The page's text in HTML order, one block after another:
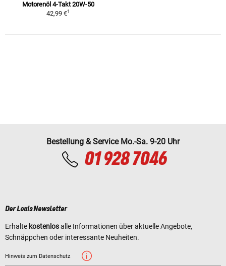
Motorenöl 4-Takt 20W-50
42,99 €1
Bestellung & Service Mo.-Sa. 9-20 Uhr
01 928 7046
Der Louis Newsletter
Erhalte kostenlosalle Informationen über aktuelle Angebote,
Schnäppchen oder interessante Neuheiten.
Hinweis zum Datenschutz